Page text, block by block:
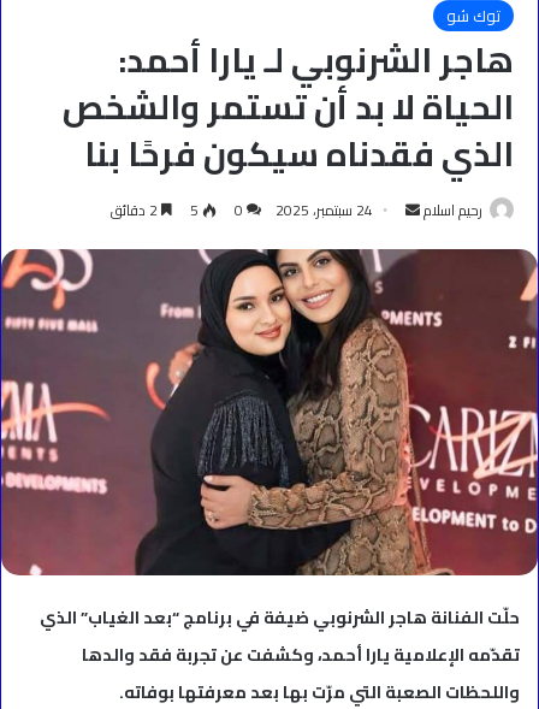
توك شو
هاجر الشرنوبي لـ يارا أحمد:
الحياة لا بد أن تستمر والشخص
الذي فقدناه سيكون فرحًا بنا
رحيم اسلام
أرسل
إلكترونيا
24 سبتمبر، 2025 0
5
حلّت الفنانة هاجر الشرنوبي ضيفة في برنامج “بعد الغياب” الذي
تقدّمه الإعلامية يارا أحمد، وكشفت عن تجربة فقد والدها
واللحظات الصعبة التي مرّت بها بعد معرفتها بوفاته.